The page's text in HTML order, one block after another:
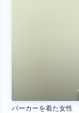
パーカーを着た女性